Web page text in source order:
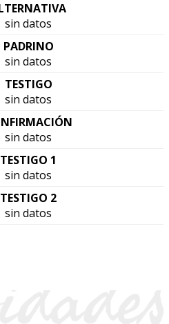
sin datos
PADRINO
sin datos
TESTIGO
sin datos
sin datos
TESTIGO 1
sin datos
TESTIGO 2
sin datos